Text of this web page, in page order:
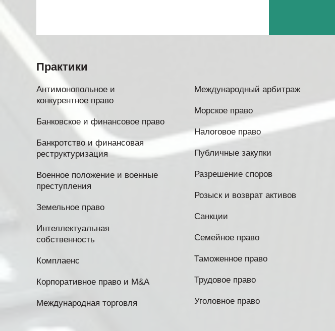
Практики
Антимонопольное и
конкурентное право
Банковское и финансовое право
Банкротство и финансовая
реструктуризация
Военное положение и военные
преступления
Земельное право
Интеллектуальная
собственность
Комплаенс
Корпоративное право и M&A
Международная торговля
Международный арбитраж
Морское право
Налоговое право
Публичные закупки
Разрешение споров
Розыск и возврат активов
Санкции
Семейное право
Таможенное право
Трудовое право
Уголовное право